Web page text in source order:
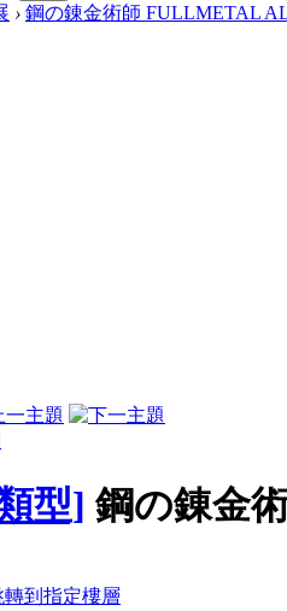
› 鋼の錬金術師 FULLMETAL
型] 鋼の錬金